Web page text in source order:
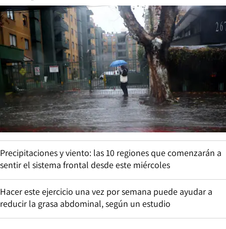
Precipitaciones y viento: las 10 regiones que comenzarán a
sentir el sistema frontal desde este miércoles
Hacer este ejercicio una vez por semana puede ayudar a
reducir la grasa abdominal, según un estudio